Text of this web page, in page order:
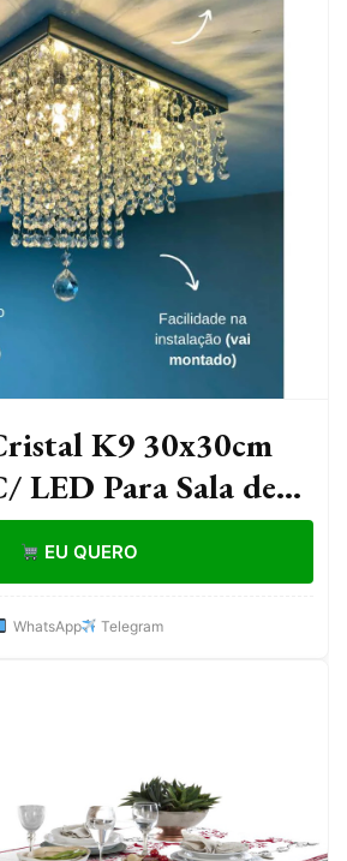
K9 30x30cm
LED Para Sala de
Pendente Moderno
EU QUERO
WhatsApp Telegram